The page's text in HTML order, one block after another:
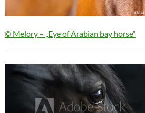
© Melory – „Eye of Arabian bay horse“